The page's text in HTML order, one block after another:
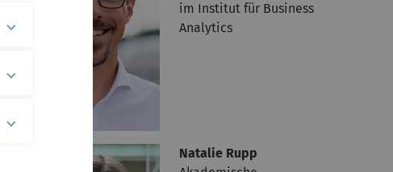
im Institut für Business
Analytics
Natalie Rupp